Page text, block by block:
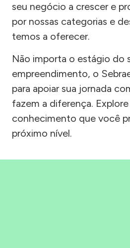
seu negócio a crescer e
por nossas categorias e
temos a oferecer.
Não importa o estágio do
empreendimento, o
para apoiar sua jornada
fazem a diferença.
conhecimento que você
próximo nível.